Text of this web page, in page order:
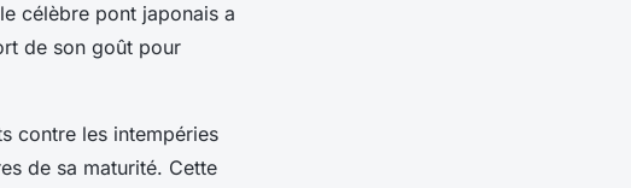
célèbre pont japonais a
de son goût pour
contre les intempéries
de sa maturité. Cette